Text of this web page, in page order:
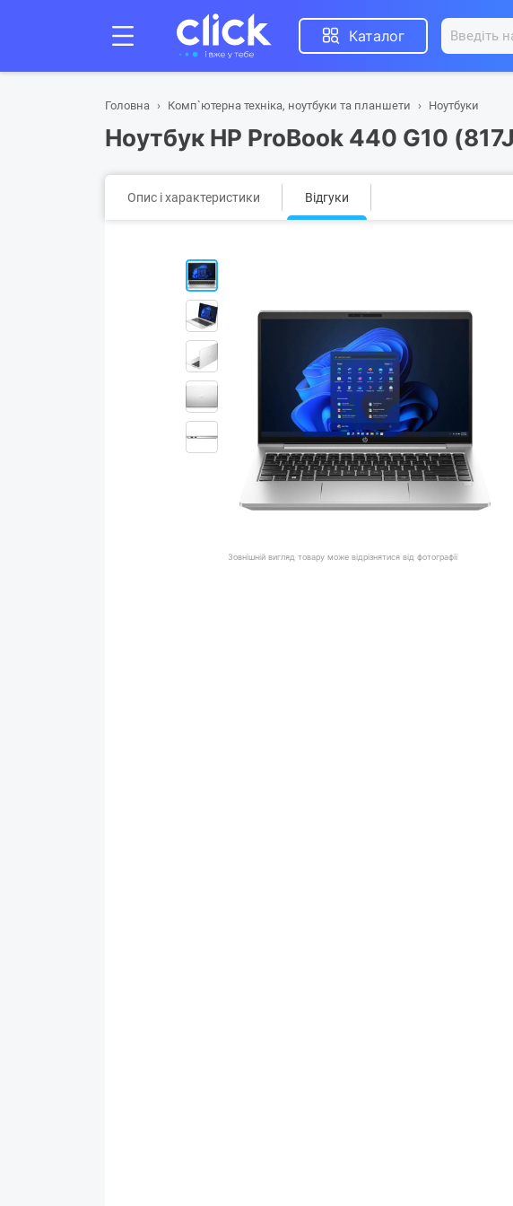
Каталог
Головна Комп`ютерна техніка, ноутбуки та планшети Ноутбуки
Ноутбук HP ProBook 440 G10
Опис і характеристики Відгуки
Зовнішній вигляд товару може відрізнятися від фотографії